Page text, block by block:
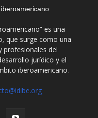
es una
que surge como una
profesionales del
jurídico y el
iberoamericano.